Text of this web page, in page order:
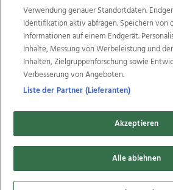
Weitere Angebote des
TV1 di-mog-i.at OÖNow
Life Radio
OÖNachrichten
OÖN Karriere
OÖN Reise
Regionaljobs
wasistlos.at
Copyrights © 2026 Tips Zeitungs
developed by11x11.net
Cookie Einstellungen
Verwendung genauer Standortdaten.
Identifikation aktiv abfragen. Speichern von
Informationen auf einem Endgerät.
Inhalte, Messung von Werbeleistung und
Inhalten, Zielgruppenforschung sowie
Verbesserung von Angeboten.
Liste der Partner (Lieferanten)
Akzeptieren
Alle ablehnen